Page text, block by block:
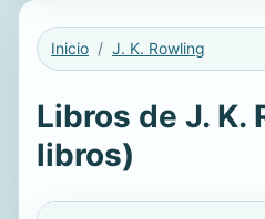
Inicio J. K. Rowling
Libros de J. K.
libros)